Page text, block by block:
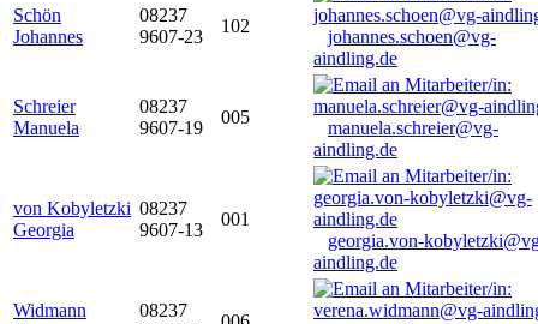
Schön
Johannes
08237
9607-23
102
johannes.schoen@vg-
aindling.de
Schreier
Manuela
08237
9607-19
005
manuela.schreier@vg-
aindling.de
von Kobyletzki
Georgia
08237
9607-13
001
georgia.von-
aindling.de
Widmann
08237